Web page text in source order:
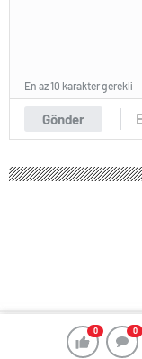
0 0
Gönder
En az 10 karakter gerekli